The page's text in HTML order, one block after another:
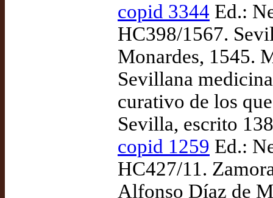
copid 3344 Ed.:
HC398/1567.
Monardes, 1545.
Sevillana
curativo de los
Sevilla, escrito
copid 1259 Ed.:
HC427/11.
Alfonso Díaz de